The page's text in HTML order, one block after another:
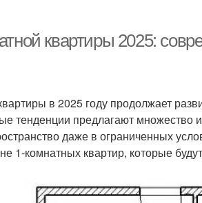
квартиры 2025:
в 2025 году продолжает
тенденции предлагают множество
даже в ограниченных
1-комнатных квартир, которые